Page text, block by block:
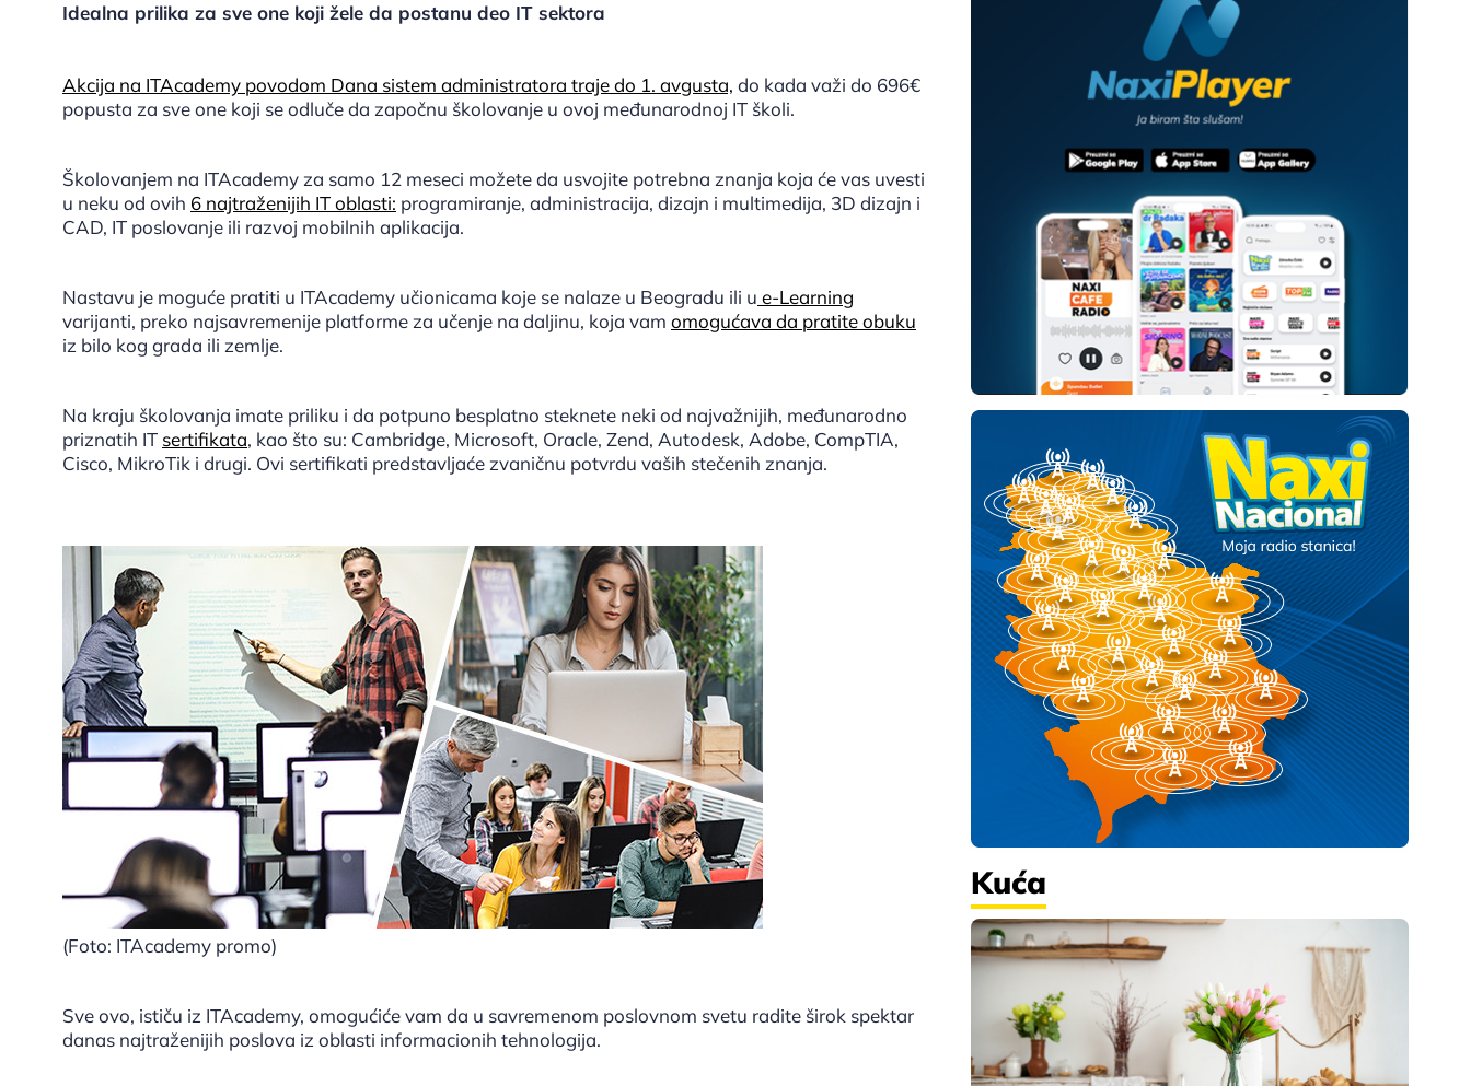
Idealna prilika za sve one koji žele da postanu deo IT sektora
Akcija na ITAcademy povodom Dana sistem administratora traje do 1. avgusta, do kada važi do 696€
popusta za sve one koji se odluče da započnu školovanje u ovoj međunarodnoj IT školi.
Školovanjem na ITAcademy za samo 12 meseci možete da usvojite potrebna znanja koja će vas uvesti
u neku od ovih 6 najtraženijih IT oblasti: programiranje, administracija, dizajn i multimedija, 3D dizajn i
CAD, IT poslovanje ili razvoj mobilnih aplikacija.
Nastavu je moguće pratiti u ITAcademy učionicama koje se nalaze u Beogradu ili u e-Learning
varijanti, preko najsavremenije platforme za učenje na daljinu, koja vam omogućava da pratite obuku
iz bilo kog grada ili zemlje.
Na kraju školovanja imate priliku i da potpuno besplatno steknete neki od najvažnijih, međunarodno
priznatih IT sertifikata, kao što su: Cambridge, Microsoft, Oracle, Zend, Autodesk, Adobe, CompTIA,
Cisco, MikroTik i drugi. Ovi sertifikati predstavljaće zvaničnu potvrdu vaših stečenih znanja.
(Foto: ITAcademy promo)
Sve ovo, ističu iz ITAcademy, omogućiće vam da u savremenom poslovnom svetu radite širok spektar
danas najtraženijih poslova iz oblasti informacionih tehnologija.
Kuća